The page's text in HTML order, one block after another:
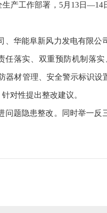
产工作部署，5月13日—14
华能阜新风力发电有限公
落实、双重预防机制落实
器材管理、安全警示标识设
对性提出整改建议。
题隐患整改。同时举一反